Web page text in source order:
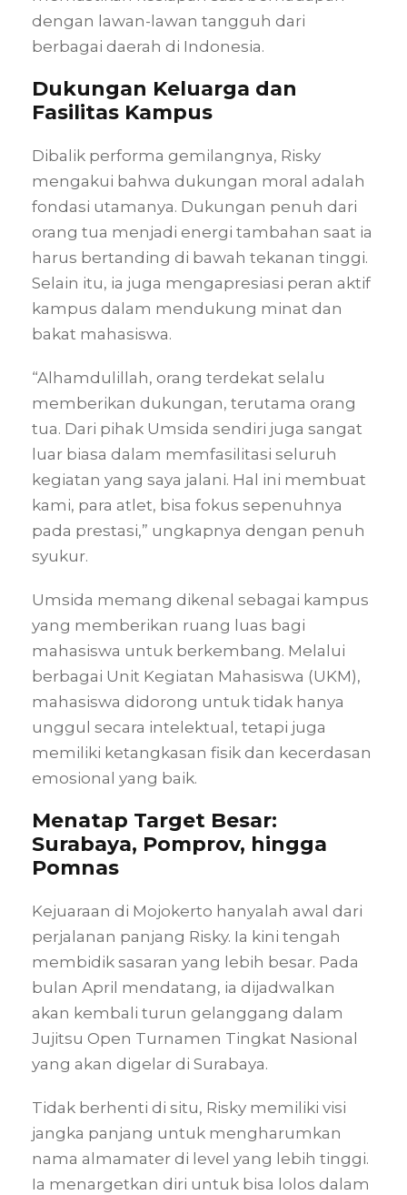
dengan lawan-lawan tangguh dari
berbagai daerah di Indonesia.
Dukungan Keluarga dan
Fasilitas Kampus
Dibalik performa gemilangnya, Risky
mengakui bahwa dukungan moral adalah
fondasi utamanya. Dukungan penuh dari
orang tua menjadi energi tambahan saat ia
harus bertanding di bawah tekanan tinggi.
Selain itu, ia juga mengapresiasi peran aktif
kampus dalam mendukung minat dan
bakat mahasiswa.
“Alhamdulillah, orang terdekat selalu
memberikan dukungan, terutama orang
tua. Dari pihak Umsida sendiri juga sangat
luar biasa dalam memfasilitasi seluruh
kegiatan yang saya jalani. Hal ini membuat
kami, para atlet, bisa fokus sepenuhnya
pada prestasi,” ungkapnya dengan penuh
syukur.
Umsida memang dikenal sebagai kampus
yang memberikan ruang luas bagi
mahasiswa untuk berkembang. Melalui
berbagai Unit Kegiatan Mahasiswa (UKM),
mahasiswa didorong untuk tidak hanya
unggul secara intelektual, tetapi juga
memiliki ketangkasan fisik dan kecerdasan
emosional yang baik.
Menatap Target Besar:
Surabaya, Pomprov, hingga
Pomnas
Kejuaraan di Mojokerto hanyalah awal dari
perjalanan panjang Risky. Ia kini tengah
membidik sasaran yang lebih besar. Pada
bulan April mendatang, ia dijadwalkan
akan kembali turun gelanggang dalam
Jujitsu Open Turnamen Tingkat Nasional
yang akan digelar di Surabaya.
Tidak berhenti di situ, Risky memiliki visi
jangka panjang untuk mengharumkan
nama almamater di level yang lebih tinggi.
Ia menargetkan diri untuk bisa lolos dalam